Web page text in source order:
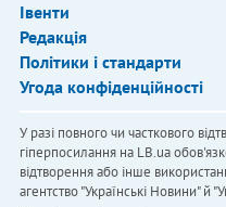
Івенти
Редакція
Політики і стандарти
Угода конфіденційності
У разі повного чи часткового
гіперпосилання на LB.ua
відтворення або інше
агентство "Українськi Новини" й